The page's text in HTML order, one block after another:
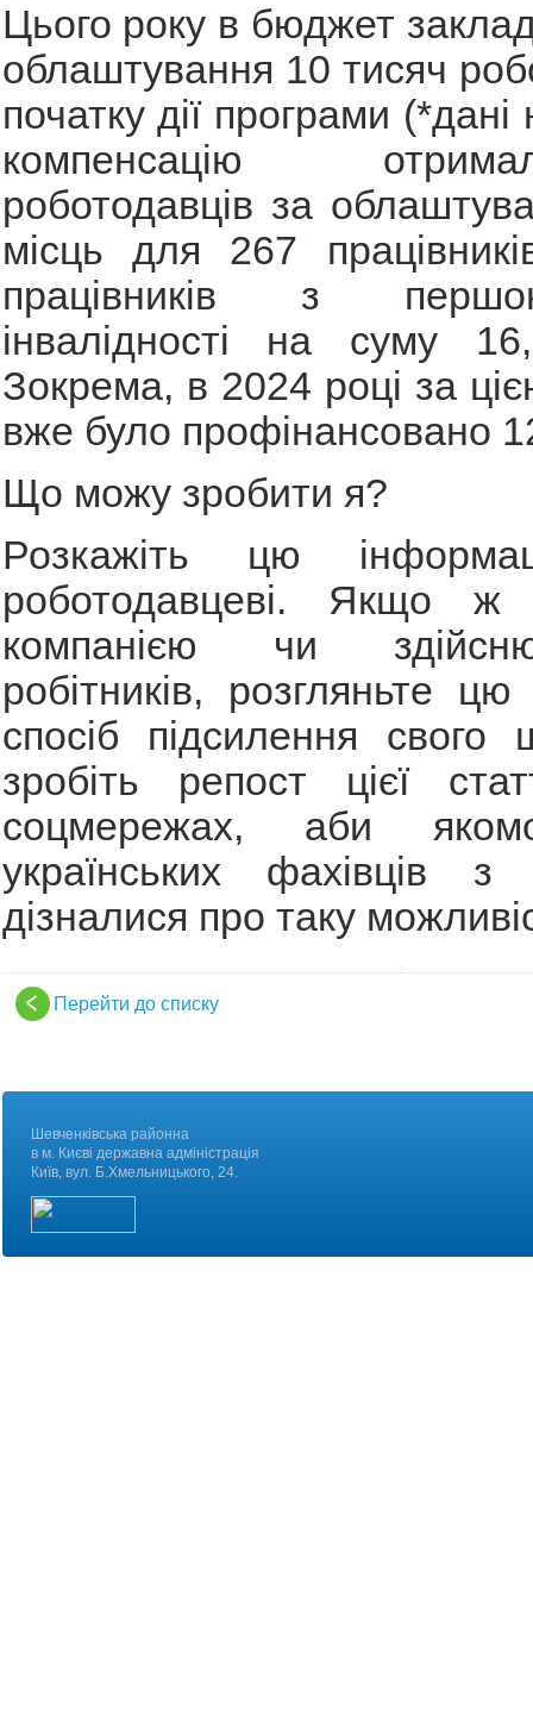
Цього року в бюджет
облаштування 10 тисяч
початку дії програми
компенсацію
роботодавців за
місць для 267
працівників з
інвалідності на суму
Зокрема, в 2024 році за
вже було профінансовано
Що можу зробити я?
Розкажіть цю
роботодавцеві. Якщо ж
компанією чи
робітників, розгляньте
спосіб підсилення
зробіть репост цієї
соцмережах, аби
українських фахівців з
дізналися про таку
Перейти до списку
Шевченківська районна
в м. Києві державна адміністрація
Київ, вул. Б.Хмельницького, 24.